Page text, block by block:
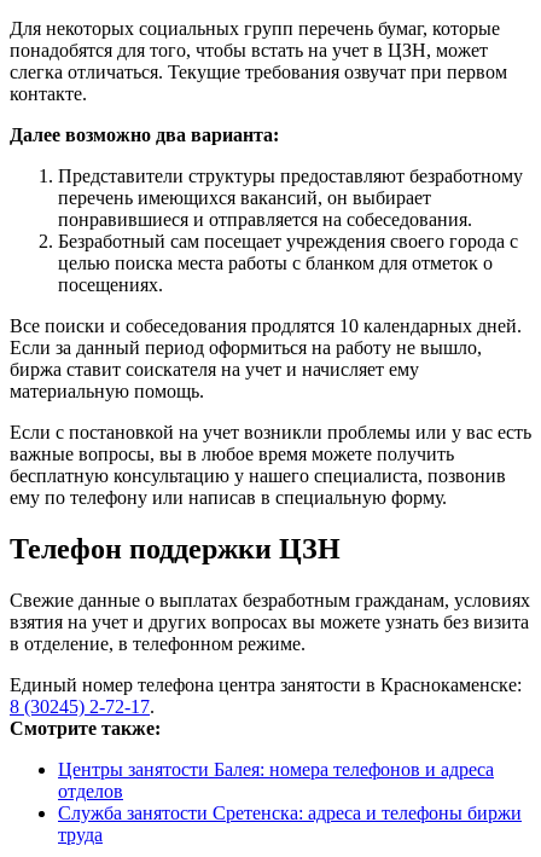
Для некоторых социальных групп перечень бумаг, которые
понадобятся для того, чтобы встать на учет в ЦЗН, может
слегка отличаться. Текущие требования озвучат при первом
контакте.
Далее возможно два варианта:
Представители структуры предоставляют безработному
перечень имеющихся вакансий, он выбирает
понравившиеся и отправляется на собеседования.
Безработный сам посещает учреждения своего города с
целью поиска места работы с бланком для отметок о
посещениях.
Все поиски и собеседования продлятся 10 календарных дней.
Если за данный период оформиться на работу не вышло,
биржа ставит соискателя на учет и начисляет ему
материальную помощь.
Если с постановкой на учет возникли проблемы или у вас есть
важные вопросы, вы в любое время можете получить
бесплатную консультацию у нашего специалиста, позвонив
ему по телефону или написав в специальную форму.
Телефон поддержки ЦЗН
Свежие данные о выплатах безработным гражданам, условиях
взятия на учет и других вопросах вы можете узнать без визита
в отделение, в телефонном режиме.
Единый номер телефона центра занятости в Краснокаменске:
8 (30245) 2-72-17.
Смотрите также:
Центры занятости Балея: номера телефонов и адреса
отделов
Служба занятости Сретенска: адреса и телефоны биржи
труда